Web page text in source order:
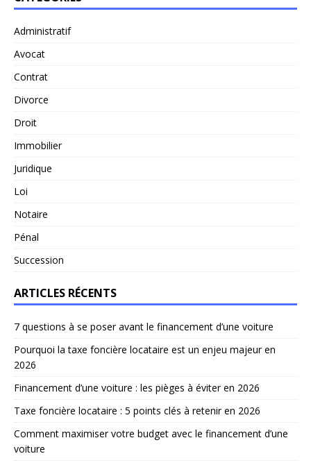
Administratif
Avocat
Contrat
Divorce
Droit
Immobilier
Juridique
Loi
Notaire
Pénal
Succession
ARTICLES RÉCENTS
7 questions à se poser avant le financement d’une voiture
Pourquoi la taxe foncière locataire est un enjeu majeur en
2026
Financement d’une voiture : les pièges à éviter en 2026
Taxe foncière locataire : 5 points clés à retenir en 2026
Comment maximiser votre budget avec le financement d’une
voiture